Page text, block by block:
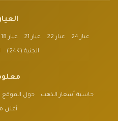
عيار 24 عيار 22 عيار 21 عيار 18
الجنية (24K)
حاسبة أسعار الذهب حول الموقع
أعلن